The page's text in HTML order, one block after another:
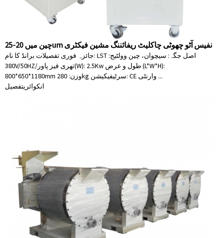
چین میں 20-25um نفیس آٹو چھوٹی چاکلیٹ ریفائننگ مشین فیکٹری
جائزہ فوری تفصیلات برانڈ کا نام: LST اصل جگہ: سیچوان، چین وولٹیج:
380V/50HZ/تھری فیز پاور(W): 2.5Kw طول و عرض (L*W*H):
800*650*1180mm وزن: 280kg سرٹیفیکیشن: CE وارنٹی ...
انکوائریتفصیل